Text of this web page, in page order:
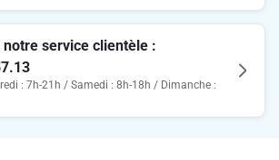
notre service clientèle :
: 7h-21h / Samedi : 8h-18h / Dimanche :